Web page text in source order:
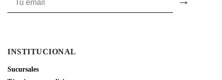
INSTITUCIONAL
Sucursales